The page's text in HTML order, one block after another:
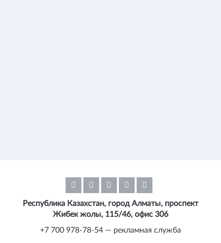
Республика Казахстан, город Алматы, проспект
Жибек жолы, 115/46, офис 306
+7 700 978-78-54 — рекламная служба